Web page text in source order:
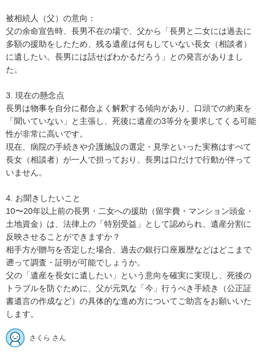
被相続人（父）の意向：
父の余命宣告時、長男不在の場で、父から「長男と二女には過去に
多額の援助をしたため、残る遺産は何もしていない長女（相談者）
に遺したい。長男には話せばわかるだろう」との発言がありまし
た。
3. 現在の懸念点
長男は物事を自分に都合よく解釈する傾向があり、口頭での約束を
「聞いていない」と主張し、死後に遺産の3等分を要求してくる可能
性が非常に高いです。
現在、病院の手続きや介護施設の選定・見学といった実務はすべて
長女（相談者）が一人で担っており、長男は口だけで行動が伴って
いません。
4. お聞きしたいこと
10〜20年以上前の長男・二女への援助（留学費・マンション頭金・
土地資金）は、法律上の「特別受益」として認められ、遺産分割に
反映させることができますか？
相手方が贈与を否定した場合、過去の銀行口座履歴などはどこまで
遡って調査・証明が可能でしょうか。
父の「遺産を長女に遺したい」という意向を確実に実現し、死後の
トラブルを防ぐために、父が元気な「今」行うべき手続き（公正証
書遺言の作成など）の具体的な進め方についてご助言をお願いいた
します。
さくら さん